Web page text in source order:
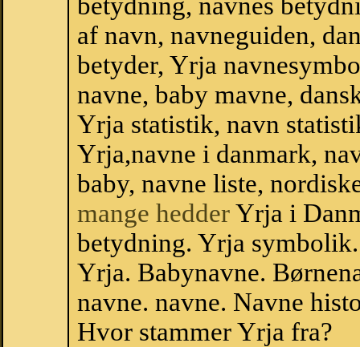
af navn, navneguiden,
betyder, Yrja
navne, baby mavne,
Yrja statistik, navn
Yrja,navne i danmark,
baby, navne liste,
mange hedderYrja i
betydning. Yrja
Yrja. Babynavne.
navne. navne. Navne
Hvor stammer Yrja fra?